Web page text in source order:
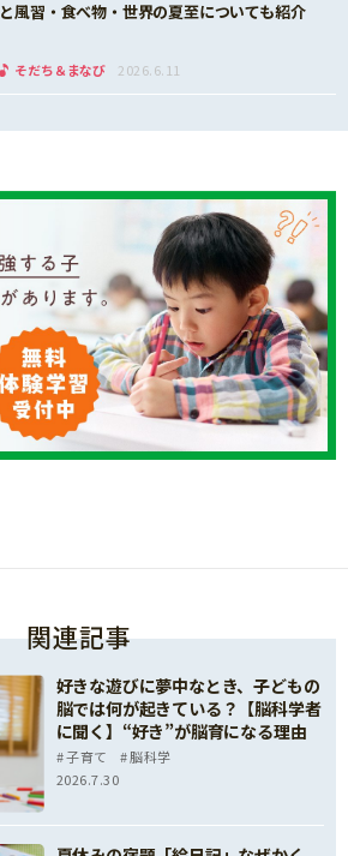
と風習・食べ物・世界の夏至についても紹介
そだち＆まなび 2026.6.11
関連記事
好きな遊びに夢中なとき、子どもの
脳では何が起きている？【脳科学者
に聞く】“好き”が脳育になる理由
子育て
脳科学
2026.7.30